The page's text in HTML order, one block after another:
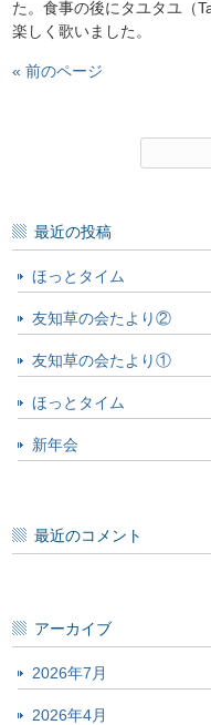
た。食事の後にタユタユ（
楽しく歌いました。
« 前のページ
索:
最近の投稿
ほっとタイム
友知草の会たより②
友知草の会たより①
ほっとタイム
新年会
最近のコメント
アーカイブ
2026年7月
2026年4月